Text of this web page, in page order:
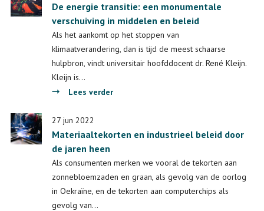
De energie transitie: een monumentale
verschuiving in middelen en beleid
Als het aankomt op het stoppen van
klimaatverandering, dan is tijd de meest schaarse
hulpbron, vindt universitair hoofddocent dr. René Kleijn.
Kleijn is…
Lees verderover
transitie:
monumentale
verschuiving
in
27 jun 2022
Materiaaltekorten en industrieel beleid door
de jaren heen
Als consumenten merken we vooral de tekorten aan
zonnebloemzaden en graan, als gevolg van de oorlog
in Oekraïne, en de tekorten aan computerchips als
gevolg van…